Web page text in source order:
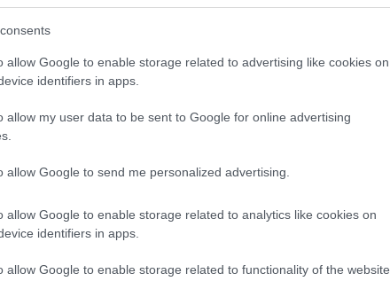
allow Google to enable storage related to advertising like cookies on
identifiers in apps.
allow my user data to be sent to Google for online advertising
allow Google to send me personalized advertising.
allow Google to enable storage related to analytics like cookies on
identifiers in apps.
allow Google to enable storage related to functionality of the website
1200 KM i rozpędza się do
o nazwie Sapphire. Ta została
elegancji w Pebble Beach,
więcej szczegółów.